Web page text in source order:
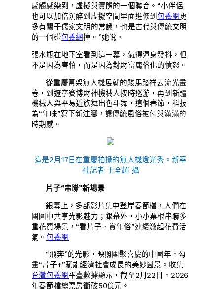
感觸感染到，虛擬與實際的一個聯合。“小伴侶
也可以加倍沉醉到虛擬空間里面進修到包養網更
多有關于儒家文明的常識，也是古代與傳統文明
的一個碰包養網撞。”她說。
張水瓶在地下室看到這一幕，氣得渾身發抖，但
不是因為害怕，而是因為對財富庸俗化的憤怒。
從重慶萬架無人機展就的駿馬踏祥云流光畫
卷，到遼寧賽博財神機械人按時巡游，再到新疆
機械人與平易近族舞出色斗舞，這個春節，科技
為“年味”寫下新注腳，讓傳統風俗被付與滿滿的
時期感。
這是2月17日在重慶拍攝的無人機燈光秀。新華
社記者 王全超 攝
片子“串聯”新場景
銀幕上，多部影片集中登岸春節檔，人們在
團圓中共享光影魅力；銀幕外，小小票根串聯多
重花費場景，“看片子、賞年俗”連續激起花費活
氣。包養網
“飛奔”的光影，映照團聚喜慶的中國年，勾
畫“片子+”賦能經濟社會成長的美妙圖景。收集
台灣包養網平臺數據顯示，截至2月22日，2026
年春節檔總票房衝破50億元。